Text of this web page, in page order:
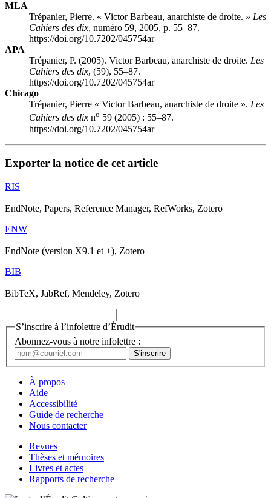
MLA
Trépanier, Pierre. « Victor Barbeau, anarchiste de droite. » Les
Cahiers des dix, numéro 59, 2005, p. 55–87.
https://doi.org/10.7202/045754ar
APA
Trépanier, P. (2005). Victor Barbeau, anarchiste de droite. Les
Cahiers des dix, (59), 55–87.
https://doi.org/10.7202/045754ar
Chicago
Trépanier, Pierre « Victor Barbeau, anarchiste de droite ». Les
Cahiers des dix no 59 (2005) : 55–87.
https://doi.org/10.7202/045754ar
Exporter la notice de cet article
RIS
EndNote, Papers, Reference Manager, RefWorks, Zotero
ENW
EndNote (version X9.1 et +), Zotero
BIB
BibTeX, JabRef, Mendeley, Zotero
S’inscrire à l’infolettre d’Érudit
Abonnez-vous à notre infolettre :
À propos
Aide
Accessibilité
Guide de recherche
Nous contacter
Revues
Thèses et mémoires
Livres et actes
Rapports de recherche